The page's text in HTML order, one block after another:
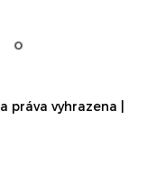
O
práva vyhrazena |